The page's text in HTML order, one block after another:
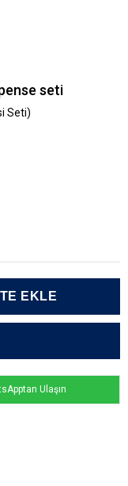
seti
Seti)
Ulaşın